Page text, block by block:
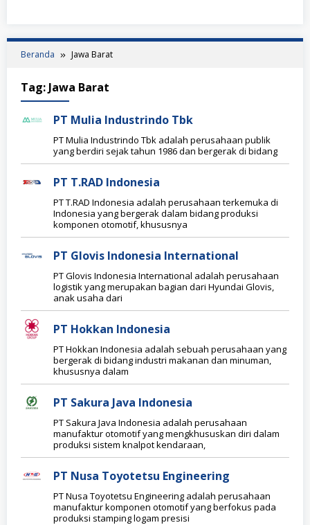
Beranda Jawa Barat
Tag: Jawa Barat
PT Mulia Industrindo Tbk
PT Mulia Industrindo Tbk adalah perusahaan publik
yang berdiri sejak tahun 1986 dan bergerak di bidang
PT T.RAD Indonesia
PT T.RAD Indonesia adalah perusahaan terkemuka di
Indonesia yang bergerak dalam bidang produksi
komponen otomotif, khususnya
PT Glovis Indonesia International
PT Glovis Indonesia International adalah perusahaan
logistik yang merupakan bagian dari Hyundai Glovis,
anak usaha dari
PT Hokkan Indonesia
PT Hokkan Indonesia adalah sebuah perusahaan yang
bergerak di bidang industri makanan dan minuman,
khususnya dalam
PT Sakura Java Indonesia
PT Sakura Java Indonesia adalah perusahaan
manufaktur otomotif yang mengkhususkan diri dalam
produksi sistem knalpot kendaraan,
PT Nusa Toyotetsu Engineering
PT Nusa Toyotetsu Engineering adalah perusahaan
manufaktur komponen otomotif yang berfokus pada
produksi stamping logam presisi